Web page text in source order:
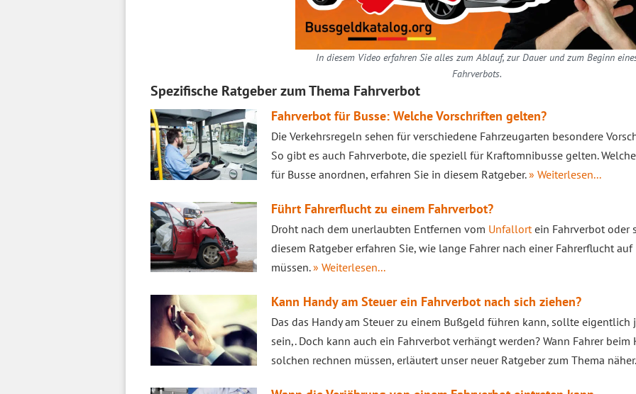
In diesem Video erfahren Sie alles zum Ablauf, zur Dauer und zum Beginn
Fahrverbots.
Spezifische Ratgeber zum Thema Fahrverbot
Fahrverbot für Busse: Welche Vorschriften gelten?
Die Verkehrsregeln sehen für verschiedene Fahrzeugarten besondere
So gibt es auch Fahrverbote, die speziell für Kraftomnibusse gelten.
für Busse anordnen, erfahren Sie in diesem Ratgeber.» Weiterlesen...
Führt Fahrerflucht zu einem Fahrverbot?
Droht nach dem unerlaubten Entfernen vom Unfallortein Fahrverbot oder
diesem Ratgeber erfahren Sie, wie lange Fahrer nach einer Fahrerflucht
müssen.» Weiterlesen...
Kann Handy am Steuer ein Fahrverbot nach sich ziehen?
Das das Handy am Steuer zu einem Bußgeld führen kann, sollte
sein,. Doch kann auch ein Fahrverbot verhängt werden? Wann Fahrer
solchen rechnen müssen, erläutert unser neuer Ratgeber zum Thema